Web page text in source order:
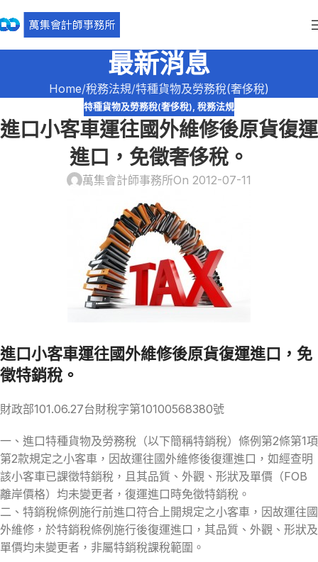
最新消息
Home 稅務法規 特種貨物及勞務稅(奢侈稅)
特種貨物及勞務稅(奢侈稅), 稅務法規
進口小客車運往國外維修後原貨復運
進口，免徵奢侈稅。
萬集會計師事務所On 2012-07-11
進口小客車運往國外維修後原貨復運進口，免
徵特銷稅。
財政部101.06.27台財稅字第10100568380號
一、進口特種貨物及勞務稅（以下簡稱特銷稅）條例第2條第1項
第2款規定之小客車，因故運往國外維修後復運進口，如經查明
該小客車已課徵特銷稅，且其品質、外觀、形狀及單價（FOB
離岸價格）均未變更者，復運進口時免徵特銷稅。
二、特銷稅條例施行前進口符合上開規定之小客車，因故運往國
外維修，於特銷稅條例施行後復運進口，其品質、外觀、形狀及
單價均未變更者，非屬特銷稅課稅範圍。